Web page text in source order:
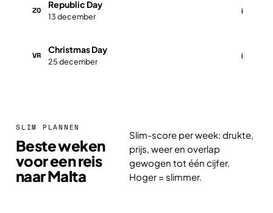
ZO
​​​Republic Day
13 december
i
VR
​​​​Christmas Day
25 december
i
SLIM PLANNEN
Beste weken
voor een reis
naar Malta
Slim-score per week: drukte,
prijs, weer en overlap
gewogen tot één cijfer.
Hoger = slimmer.